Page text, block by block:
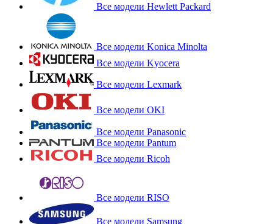
Все модели Hewlett Packard
Все модели Konica Minolta
Все модели Kyocera
Все модели Lexmark
Все модели OKI
Все модели Panasonic
Все модели Pantum
Все модели Ricoh
Все модели RISO
Все модели Samsung